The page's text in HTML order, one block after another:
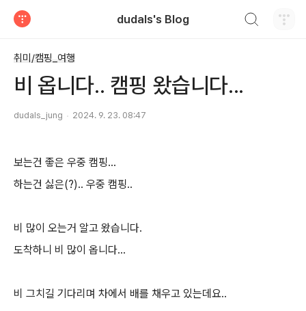
dudals's Blog
취미/캠핑_여행
비 옵니다.. 캠핑 왔습니다...
dudals_jung 2024. 9. 23. 08:47
보는건 좋은 우중 캠핑...
하는건 싫은(?).. 우중 캠핑..
비 많이 오는거 알고 왔습니다.
도착하니 비 많이 옵니다...
비 그치길 기다리며 차에서 배를 채우고 있는데요..